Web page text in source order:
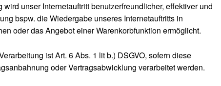
wird unser Internetauftritt benutzerfreundlicher, effektiver und
bspw. die Wiedergabe unseres Internetauftritts in
oder das Angebot einer Warenkorbfunktion ermöglicht.
ist Art. 6 Abs. 1 lit b.) DSGVO, sofern diese
oder Vertragsabwicklung verarbeitet werden.